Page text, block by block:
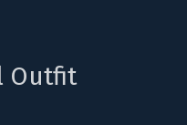
Outfit